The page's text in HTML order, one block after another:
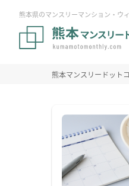
熊本県のマンスリーマンション・ウ
熊本マンスリードット